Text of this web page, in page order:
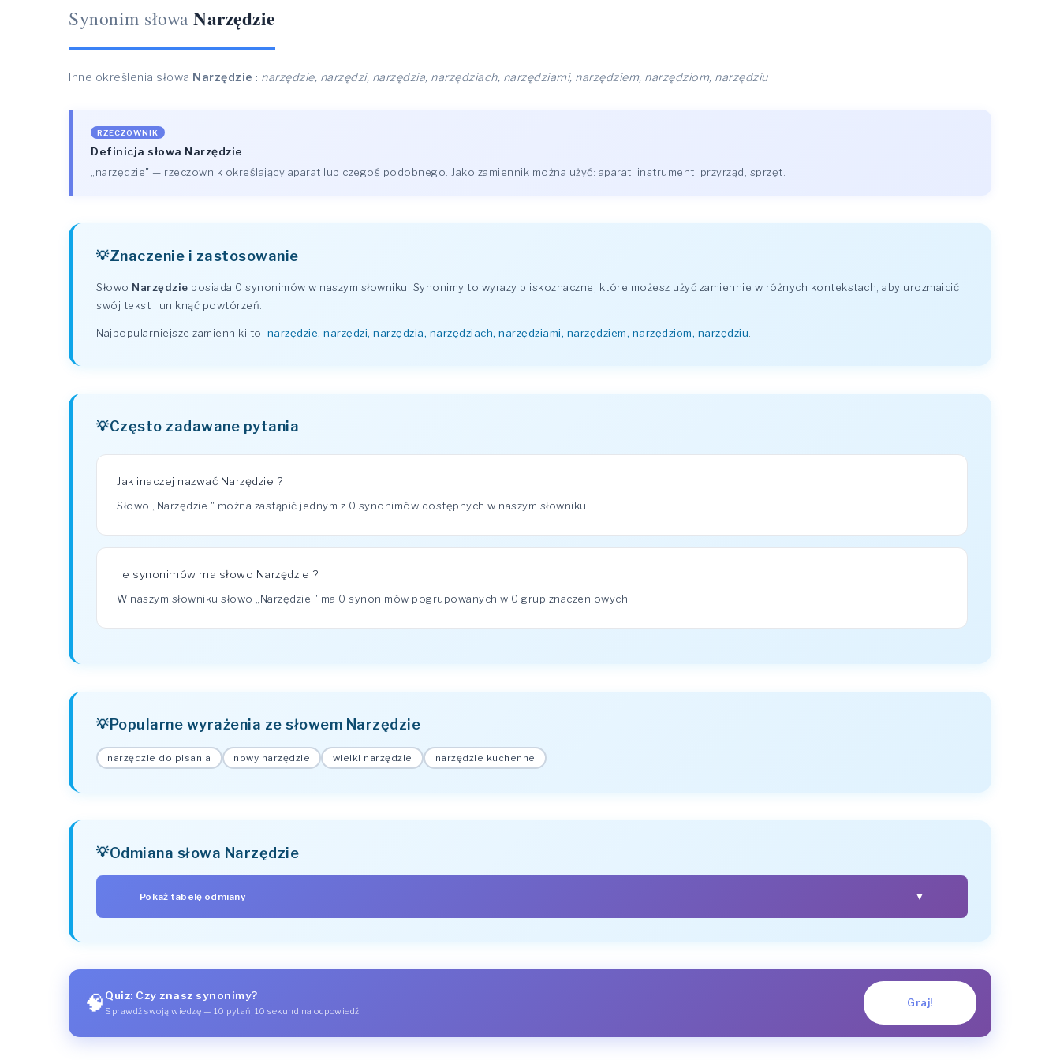
Synonim słowa Narzędzie
Inne określenia słowa Narzędzie : narzędzie, narzędzi, narzędzia, narzędziach, narzędziami, narzędziem, narzędziom, narzędziu
RZECZOWNIK
Definicja słowa Narzędzie
„narzędzie" — rzeczownik określający aparat lub czegoś podobnego. Jako zamiennik można użyć: aparat, instrument, przyrząd, sprzęt.
Znaczenie i zastosowanie
Słowo Narzędzie posiada 0 synonimów w naszym słowniku. Synonimy to wyrazy bliskoznaczne, które możesz użyć zamiennie w różnych kontekstach, aby urozmaicić
swój tekst i uniknąć powtórzeń.
Najpopularniejsze zamienniki to: narzędzie, narzędzi, narzędzia, narzędziach, narzędziami, narzędziem, narzędziom, narzędziu
Często zadawane pytania
Jak inaczej nazwać Narzędzie ?
Słowo „Narzędzie " można zastąpić jednym z 0 synonimów dostępnych w naszym słowniku.
Ile synonimów ma słowo Narzędzie ?
W naszym słowniku słowo „Narzędzie " ma 0 synonimów pogrupowanych w 0 grup znaczeniowych.
Popularne wyrażenia ze słowem Narzędzie
narzędzie do pisania nowy narzędzie wielki narzędzie narzędzie kuchenne
Odmiana słowa Narzędzie
Pokaż tabelę odmiany ▼
Celownik (komu? czemu?)
🧠 Quiz: Czy znasz synonimy?
Sprawdź swoją wiedzę — 10 pytań, 10 sekund na odpowiedź
Graj!